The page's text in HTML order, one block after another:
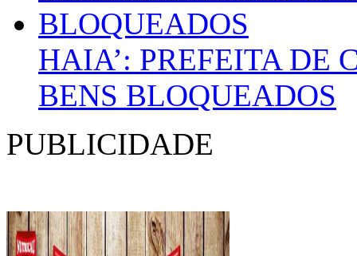
HAIA’: PREFEITA DE
BENS BLOQUEADOS
PUBLICIDADE